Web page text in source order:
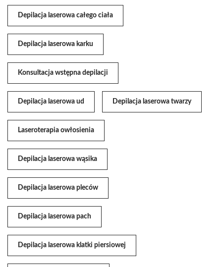
Depilacja laserowa całego ciała
Depilacja laserowa karku
Konsultacja wstępna depilacji
Depilacja laserowa ud Depilacja laserowa twarzy
Laseroterapia owłosienia
Depilacja laserowa wąsika
Depilacja laserowa pleców
Depilacja laserowa pach
Depilacja laserowa klatki piersiowej